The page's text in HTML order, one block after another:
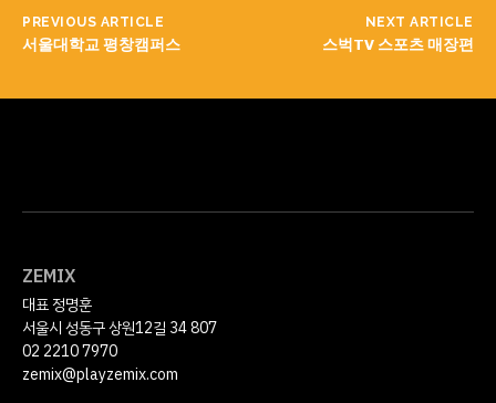
PREVIOUS ARTICLE
서울대학교 평창캠퍼스
NEXT ARTICLE
스벅TV 스포츠 매장편
ZEMIX
대표 정명훈
서울시 성동구 상원12길 34 807
02 2210 7970
zemix@playzemix.com